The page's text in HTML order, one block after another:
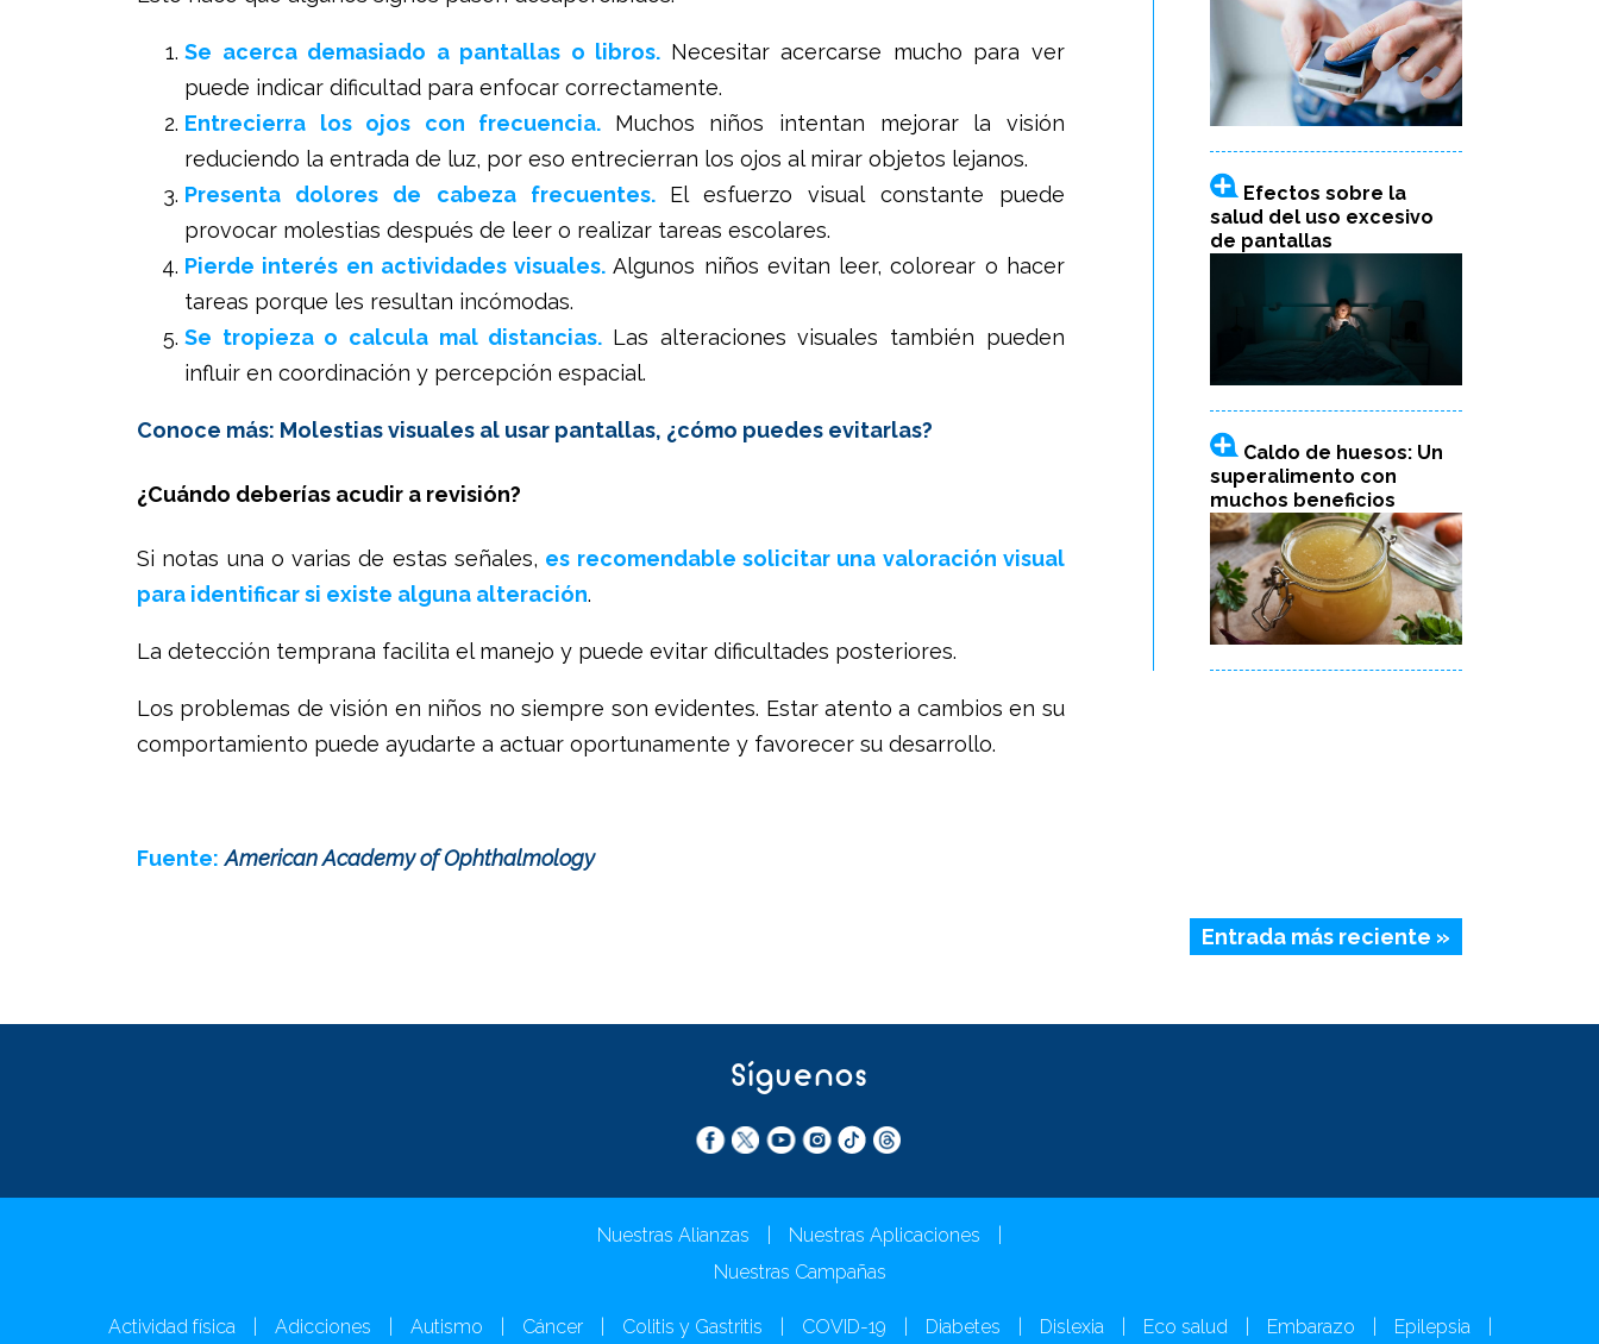
Se acerca demasiado a pantallas o libros. Necesitar acercarse mucho para ver
puede indicar dificultad para enfocar correctamente.
Entrecierra los ojos con frecuencia. Muchos niños intentan mejorar la visión
reduciendo la entrada de luz, por eso entrecierran los ojos al mirar objetos lejanos.
Presenta dolores de cabeza frecuentes. El esfuerzo visual constante puede
provocar molestias después de leer o realizar tareas escolares.
Pierde interés en actividades visuales.Algunos niños evitan leer, colorear o hacer
tareas porque les resultan incómodas.
Se tropieza o calcula mal distancias. Las alteraciones visuales también pueden
influir en coordinación y percepción espacial.
Conoce más: Molestias visuales al usar pantallas, ¿cómo puedes evitarlas?
¿Cuándo deberías acudir a revisión?
Si notas una o varias de estas señales, es recomendable solicitar una valoración visual
para identificar si existe alguna alteración.
La detección temprana facilita el manejo y puede evitar dificultades posteriores.
Los problemas de visión en niños no siempre son evidentes. Estar atento a cambios en su
comportamiento puede ayudarte a actuar oportunamente y favorecer su desarrollo.
Fuente: American Academy of Ophthalmology
Efectos sobre la
salud del uso excesivo
de pantallas
Caldo de huesos: Un
superalimento con
muchos beneficios
Entrada más reciente »
Síguenos
Nuestras Alianzas Nuestras Aplicaciones
Nuestras Campañas
Actividad física Adicciones Autismo Cáncer Colitis y Gastritis COVID-19 Diabetes Dislexia Eco salud Embarazo Epilepsia